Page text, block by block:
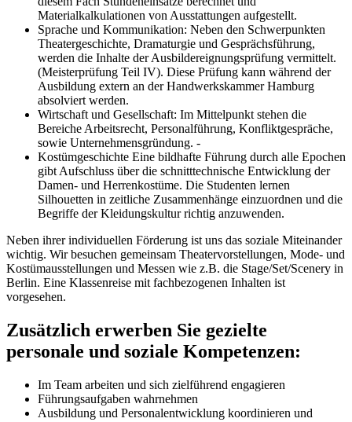
Materialkalkulationen von Ausstattungen aufgestellt.
Sprache und Kommunikation: Neben den Schwerpunkten
Theatergeschichte, Dramaturgie und Gesprächsführung,
werden die Inhalte der Ausbildereignungsprüfung vermittelt.
(Meisterprüfung Teil IV). Diese Prüfung kann während der
Ausbildung extern an der Handwerkskammer Hamburg
absolviert werden.
Wirtschaft und Gesellschaft: Im Mittelpunkt stehen die
Bereiche Arbeitsrecht, Personalführung, Konfliktgespräche,
sowie Unternehmensgründung. -
Kostümgeschichte Eine bildhafte Führung durch alle Epochen
gibt Aufschluss über die schnitttechnische Entwicklung der
Damen- und Herrenkostüme. Die Studenten lernen
Silhouetten in zeitliche Zusammenhänge einzuordnen und die
Begriffe der Kleidungskultur richtig anzuwenden.
Neben ihrer individuellen Förderung ist uns das soziale Miteinander
wichtig. Wir besuchen gemeinsam Theatervorstellungen, Mode- und
Kostümausstellungen und Messen wie z.B. die Stage/Set/Scenery in
Berlin. Eine Klassenreise mit fachbezogenen Inhalten ist
vorgesehen.
Zusätzlich erwerben Sie gezielte
personale und soziale Kompetenzen:
Im Team arbeiten und sich zielführend engagieren
Führungsaufgaben wahrnehmen
Ausbildung und Personalentwicklung koordinieren und